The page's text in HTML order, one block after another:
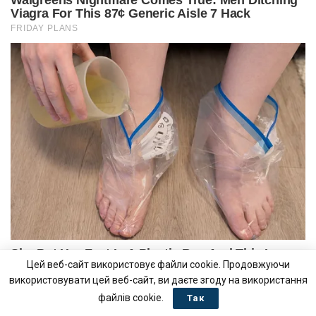
Цей веб-сайт використовує файли cookie. Продовжуючи
використовувати цей веб-сайт, ви даєте згоду на використання
файлів cookie.
Так